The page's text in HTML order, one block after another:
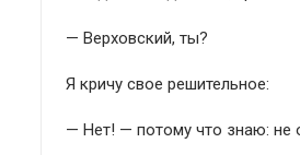
— Верховский, ты?
Я кричу свое решительное:
— Нет! — потому что знаю: не